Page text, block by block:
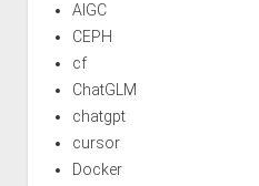
AIGC
CEPH
cf
ChatGLM
chatgpt
cursor
Docker